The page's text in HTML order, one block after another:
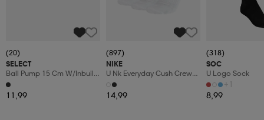
(20)
SELECT
Ball Pump 15 Cm W/inbuilt
Hose
11,99
(897)
NIKE
U Nk Everyday Cush Crew
3pr
14,99
(318)
SOC
U Logo Sock
+1
8,99